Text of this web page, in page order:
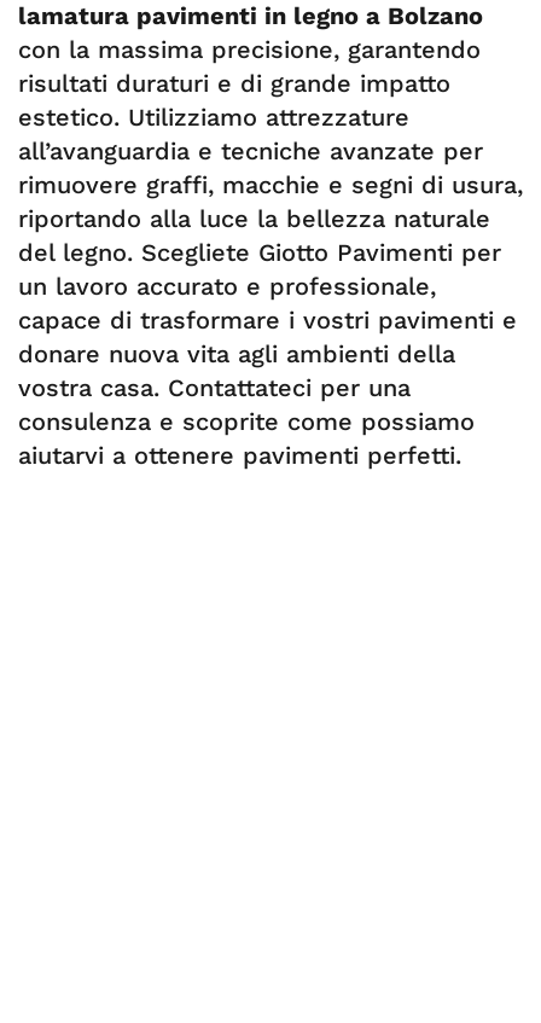
lamatura pavimenti in legno a Bolzano
con la massima precisione, garantendo
risultati duraturi e di grande impatto
estetico. Utilizziamo attrezzature
all’avanguardia e tecniche avanzate per
rimuovere graffi, macchie e segni di usura,
riportando alla luce la bellezza naturale
del legno. Scegliete Giotto Pavimenti per
un lavoro accurato e professionale,
capace di trasformare i vostri pavimenti e
donare nuova vita agli ambienti della
vostra casa. Contattateci per una
consulenza e scoprite come possiamo
aiutarvi a ottenere pavimenti perfetti.